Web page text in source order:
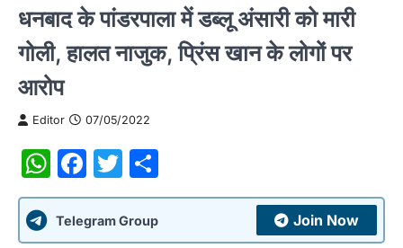
धनबाद के पांडरपाला में डब्लू अंसारी को मारी
गोली, हालत नाजुक, प्रिंस खान के लोगों पर
आरोप
Editor 07/05/2022
WhatsApp
Facebook
Twitter
Telegram Group Join Now